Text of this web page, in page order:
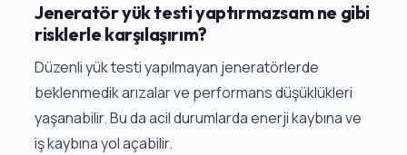
Jeneratör yük testi yaptırmazsam ne gibi
risklerle karşılaşırım?
Düzenli yük testi yapılmayan jeneratörlerde
beklenmedik arızalar ve performans düşüklükleri
yaşanabilir. Bu da acil durumlarda enerji kaybına ve
iş kaybına yol açabilir.